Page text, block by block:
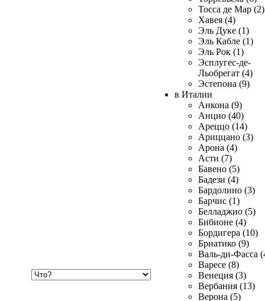
Тосса де Мар (2)
Хавея (4)
Эль Дуке (1)
Эль Кабле (1)
Эль Рок (1)
Эсплугес-де-
Льобрегат (4)
Эстепона (9)
в Италии
Анкона (9)
Анцио (40)
Ареццо (14)
Ариццано (3)
Арона (4)
Асти (7)
Бавено (5)
Бадези (4)
Бардолино (3)
Барчис (1)
Белладжио (5)
Бибионе (4)
Бордигера (10)
Бриатико (9)
Валь-ди-Фасса
Варесе (8)
Венеция (3)
Вербания (13)
Верона (5)